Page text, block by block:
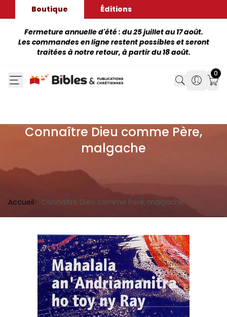
Boutique Éditions
Fermeture annuelle d'été : du 25 juillet au 17 août.
Les commandes en ligne restent possibles et seront
traitées à notre retour, à partir du 18 août.
Search
Search
0
Connaître Dieu comme Père,
malgache
Accueil Connaître Dieu comme Père, malgache